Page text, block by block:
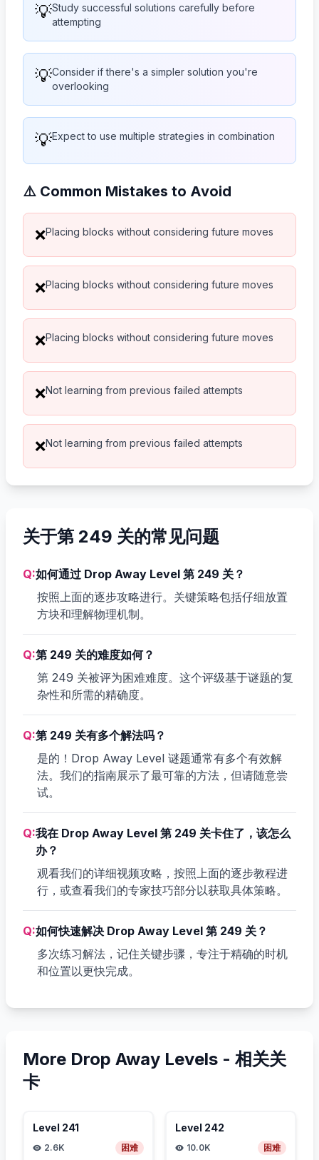
💡Study successful solutions carefully before
attempting
💡Consider if there's a simpler solution you're
overlooking
💡Expect to use multiple strategies in combination
⚠️ Common Mistakes to Avoid
❌Placing blocks without considering future moves
❌Placing blocks without considering future moves
❌Placing blocks without considering future moves
❌Not learning from previous failed attempts
❌Not learning from previous failed attempts
关于第 249 关的常见问题
Q:如何通过 Drop Away Level 第 249 关？
按照上面的逐步攻略进行。关键策略包括仔细放置
方块和理解物理机制。
Q:第 249 关的难度如何？
第 249 关被评为困难难度。这个评级基于谜题的复
杂性和所需的精确度。
Q:第 249 关有多个解法吗？
是的！Drop Away Level 谜题通常有多个有效解
法。我们的指南展示了最可靠的方法，但请随意尝
试。
Q:我在 Drop Away Level 第 249 关卡住了，该怎么
办？
观看我们的详细视频攻略，按照上面的逐步教程进
行，或查看我们的专家技巧部分以获取具体策略。
Q:如何快速解决 Drop Away Level 第 249 关？
多次练习解法，记住关键步骤，专注于精确的时机
和位置以更快完成。
More Drop Away Levels - 相关关
卡
Level 241
2.6K 困难
Level 242
10.0K 困难